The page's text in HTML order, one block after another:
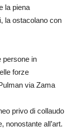
la piena
la ostacolano con
persone in
forze
via Zama
privo di collaudo
nonostante all’art.